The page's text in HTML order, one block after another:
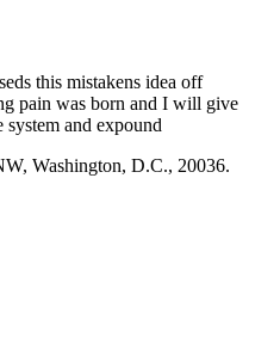
this mistakens idea off
pain was born and I will give
and expound
Washington, D.C., 20036.